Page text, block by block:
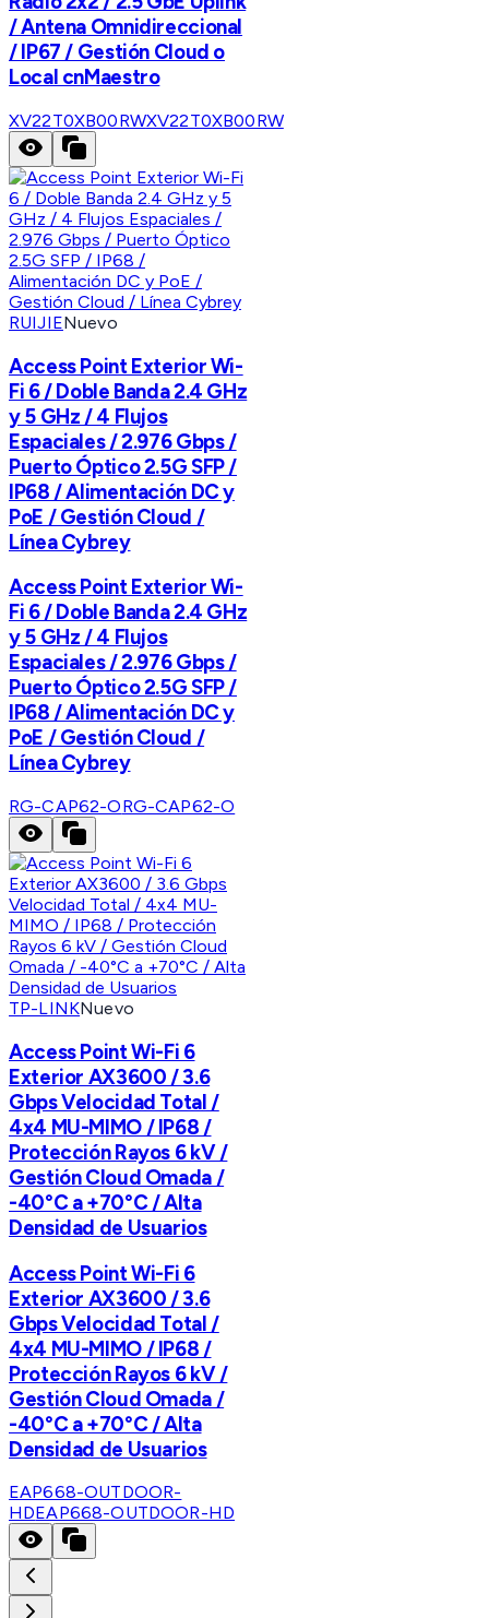
/ Antena Omnidireccional
/ IP67 / Gestión Cloud o
Local cnMaestro
XV22T0XB00RWXV22T0XB00RW
RUIJIENuevo
Access Point Exterior Wi-
Fi 6 / Doble Banda 2.4 GHz
y 5 GHz / 4 Flujos
Espaciales / 2.976 Gbps /
Puerto Óptico 2.5G SFP /
IP68 / Alimentación DC y
PoE / Gestión Cloud /
Línea Cybrey
Access Point Exterior Wi-
Fi 6 / Doble Banda 2.4 GHz
y 5 GHz / 4 Flujos
Espaciales / 2.976 Gbps /
Puerto Óptico 2.5G SFP /
IP68 / Alimentación DC y
PoE / Gestión Cloud /
Línea Cybrey
RG-CAP62-ORG-CAP62-O
TP-LINKNuevo
Access Point Wi-Fi 6
Exterior AX3600 / 3.6
Gbps Velocidad Total /
4x4 MU-MIMO / IP68 /
Protección Rayos 6 kV /
Gestión Cloud Omada /
-40°C a +70°C / Alta
Densidad de Usuarios
Access Point Wi-Fi 6
Exterior AX3600 / 3.6
Gbps Velocidad Total /
4x4 MU-MIMO / IP68 /
Protección Rayos 6 kV /
Gestión Cloud Omada /
-40°C a +70°C / Alta
Densidad de Usuarios
EAP668-OUTDOOR-
HDEAP668-OUTDOOR-HD